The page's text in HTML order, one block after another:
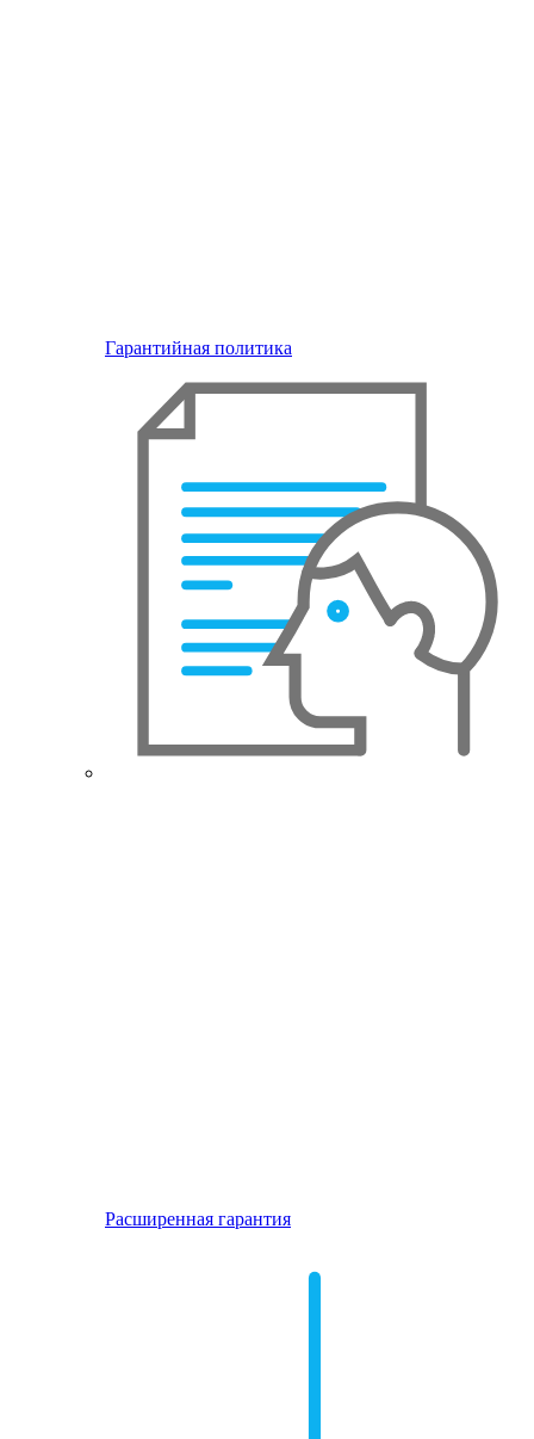
Гарантийная политика
Расширенная гарантия